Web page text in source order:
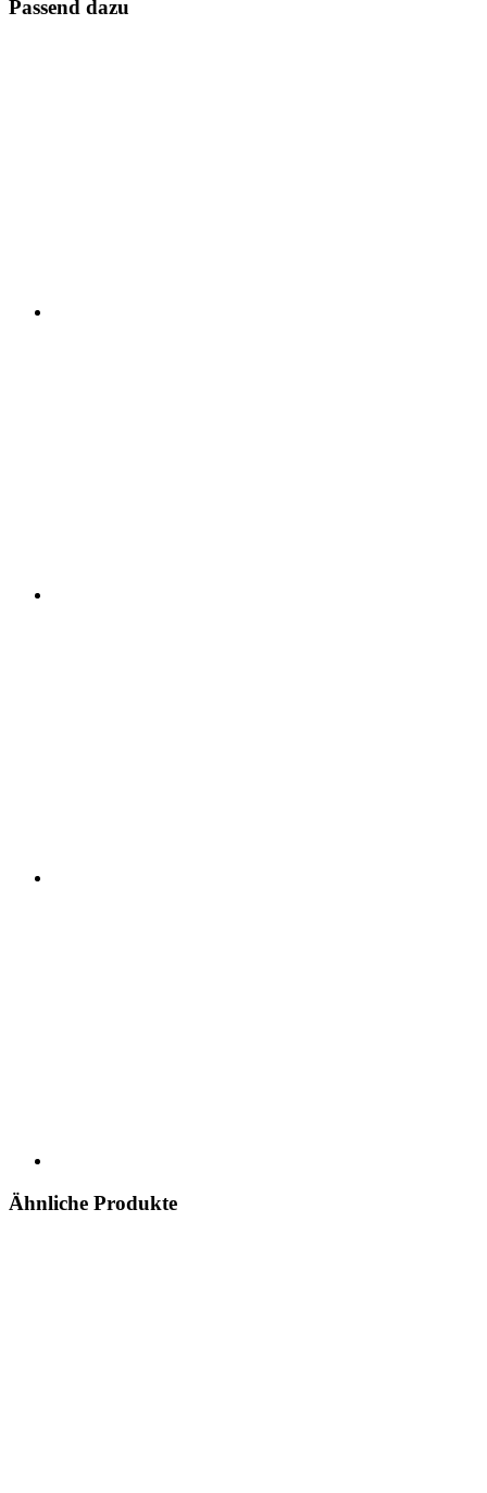
Passend dazu
Ähnliche Produkte